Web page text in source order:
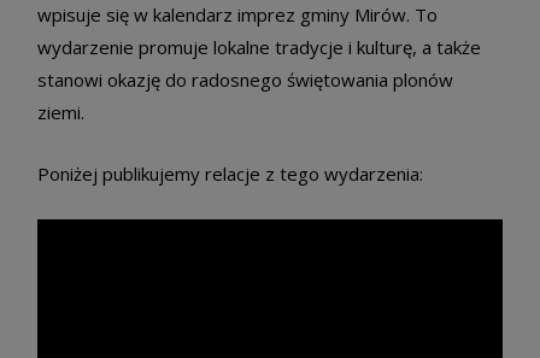
wpisuje się w kalendarz imprez gminy Mirów. To
wydarzenie promuje lokalne tradycje i kulturę, a także
stanowi okazję do radosnego świętowania plonów
ziemi.
Poniżej publikujemy relacje z tego wydarzenia: